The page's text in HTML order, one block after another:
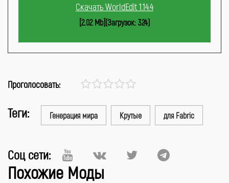
Скачать WorldEdit 1.14.4
[2.02 Mb](Загрузок: 324)
Проголосовать:
Теги: Генерация мира Крутые для Fabric
Соц сети:
Похожие Моды